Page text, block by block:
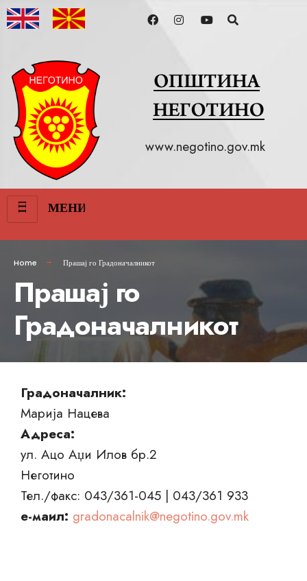
www.negotino.gov.mk
МЕНИ
III
Home Прашај го Градоначалникот
Прашај го
Градоначалникот
Градоначалник:
Марија Нацева
Адреса:
ул. Ацо Аџи Илов бр.2
Неготино
Тел./факс: 043/361-045 | 043/361 933
е-маил: gradonacalnik@negotino.gov.mk